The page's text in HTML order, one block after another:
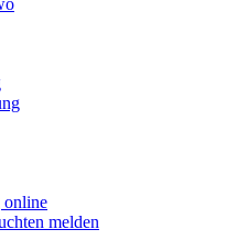
online
melden